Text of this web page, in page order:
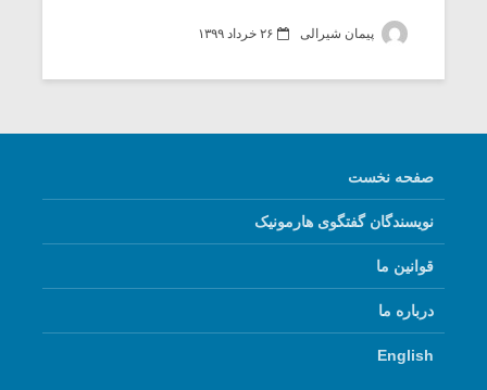
پیمان شیرالی ۲۶ خرداد ۱۳۹۹
صفحه نخست
نویسندگان گفتگوی هارمونیک
قوانین ما
درباره ما
English
میکلوش روژا موریس ژار